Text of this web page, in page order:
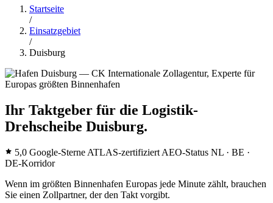
Startseite
/
Einsatzgebiet
/
Duisburg
Ihr Taktgeber für die Logistik-
Drehscheibe Duisburg.
5,0 Google-Sterne ATLAS-zertifiziert AEO-Status NL · BE ·
DE-Korridor
Wenn im größten Binnenhafen Europas jede Minute zählt, brauchen
Sie einen Zollpartner, der den Takt vorgibt.